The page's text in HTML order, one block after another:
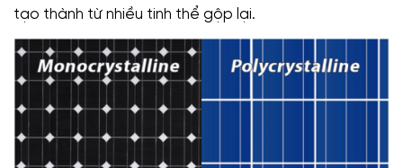
tạo thành từ nhiều tinh thể gộp lại.